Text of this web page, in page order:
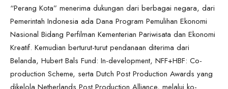
“Perang Kota” menerima dukungan dari berbagai negara, dari
Pemerintah Indonesia ada Dana Program Pemulihan Ekonomi
Nasional Bidang Perfilman Kementerian Pariwisata dan Ekonomi
Kreatif. Kemudian berturut-turut pendanaan diterima dari
Belanda, Hubert Bals Fund: In-development, NFF+HBF: Co-
production Scheme, serta Dutch Post Production Awards yang